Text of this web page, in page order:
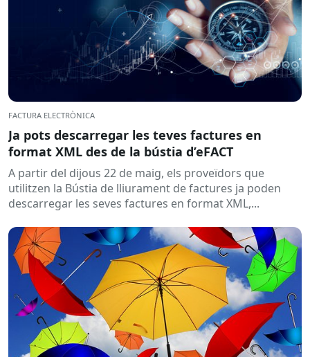
FACTURA ELECTRÒNICA
Ja pots descarregar les teves factures en
format XML des de la bústia d’eFACT
A partir del dijous 22 de maig, els proveïdors que
utilitzen la Bústia de lliurament de factures ja poden
descarregar les seves factures en format XML,...